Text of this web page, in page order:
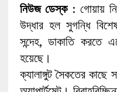
নিউজ ডেস্ক: গোয়ায়
উদ্ধার হল সুগন্ধি
সন্দেহ, ডাকাতি করতে
হয়েছে।
ক্যালাঙ্গুট সৈকতের কাছে